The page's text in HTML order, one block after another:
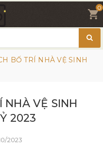
0
BỐ TRÍ NHÀ VỆ SINH
NHÀ VỆ SINH
2023
2023